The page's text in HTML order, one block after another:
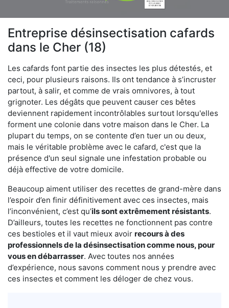
Entreprise désinsectisation cafards
dans le Cher (18)
Les cafards font partie des insectes les plus détestés, et
ceci, pour plusieurs raisons. Ils ont tendance à s’incruster
partout, à salir, et comme de vrais omnivores, à tout
grignoter. Les dégâts que peuvent causer ces bêtes
deviennent rapidement incontrôlables surtout lorsqu'elles
forment une colonie dans votre maison dans le Cher. La
plupart du temps, on se contente d’en tuer un ou deux,
mais le véritable problème avec le cafard, c'est que la
présence d'un seul signale une infestation probable ou
déjà effective de votre domicile.
Beaucoup aiment utiliser des recettes de grand-mère dans
l’espoir d’en finir définitivement avec ces insectes, mais
l’inconvénient, c’est qu’ils sont extrêmement résistants.
D’ailleurs, toutes les recettes ne fonctionnent pas contre
ces bestioles et il vaut mieux avoir recours à des
professionnels de la désinsectisation comme nous, pour
vous en débarrasser. Avec toutes nos années
d’expérience, nous savons comment nous y prendre avec
ces insectes et comment les déloger de chez vous.